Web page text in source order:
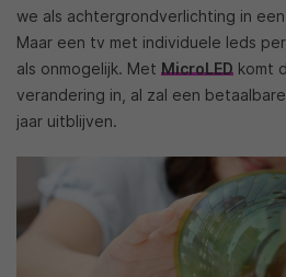
we als achtergrondverlichting in
Maar een tv met individuele leds
als onmogelijk. Met MicroLED komt
verandering in, al zal een
jaar uitblijven.